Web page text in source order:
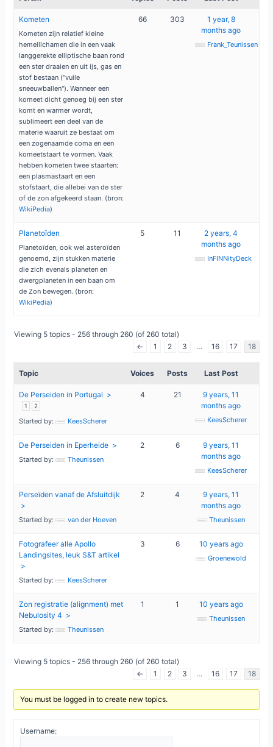
Kometen
Kometen zijn relatief kleine
hemellichamen die in een vaak
langgerekte elliptische baan rond
een ster draaien en uit ijs, gas en
stof bestaan ("vuile
sneeuwballen"). Wanneer een
komeet dicht genoeg bij een ster
komt en warmer wordt,
sublimeert een deel van de
materie waaruit ze bestaat om
een zogenaamde coma en een
komeetstaart te vormen. Vaak
hebben kometen twee staarten:
een plasmastaart en een
stofstaart, die allebei van de ster
of de zon afgekeerd staan. (bron:
WikiPedia)
66 303
1 year, 8
months ago
Frank_Teunissen
Planetoïden
Planetoïden, ook wel asteroïden
genoemd, zijn stukken materie
die zich evenals planeten en
dwergplaneten in een baan om
de Zon bewegen. (bron:
WikiPedia)
5 11
2 years, 4
months ago
InFINNityDeck
Viewing 5 topics - 256 through 260 (of 260 total)
←
1 2 3 … 16 17 18
Topic Voices Posts Last Post
De Perseiden in Portugal
1 2
Started by: KeesScherer
4 21
9 years, 11
months ago
KeesScherer
De Perseiden in Eperheide
Started by: Theunissen
2 6
9 years, 11
months ago
KeesScherer
Perseïden vanaf de Afsluitdijk
Started by: van der Hoeven
2 4
9 years, 11
months ago
Theunissen
Fotografeer alle Apollo
Landingsites, leuk S&T artikel
Started by: KeesScherer
3 6 10 years ago
Groenewold
Zon registratie (alignment) met
Nebulosity 4
Started by: Theunissen
1 1 10 years ago
Theunissen
Viewing 5 topics - 256 through 260 (of 260 total)
←
1 2 3 … 16 17 18
You must be logged in to create new topics.
Username: